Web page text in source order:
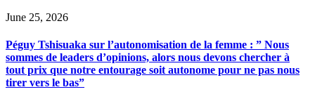
June 25, 2026
Péguy Tshisuaka sur l’autonomisation de la femme : ” Nous
sommes de leaders d’opinions, alors nous devons chercher à
tout prix que notre entourage soit autonome pour ne pas nous
tirer vers le bas”